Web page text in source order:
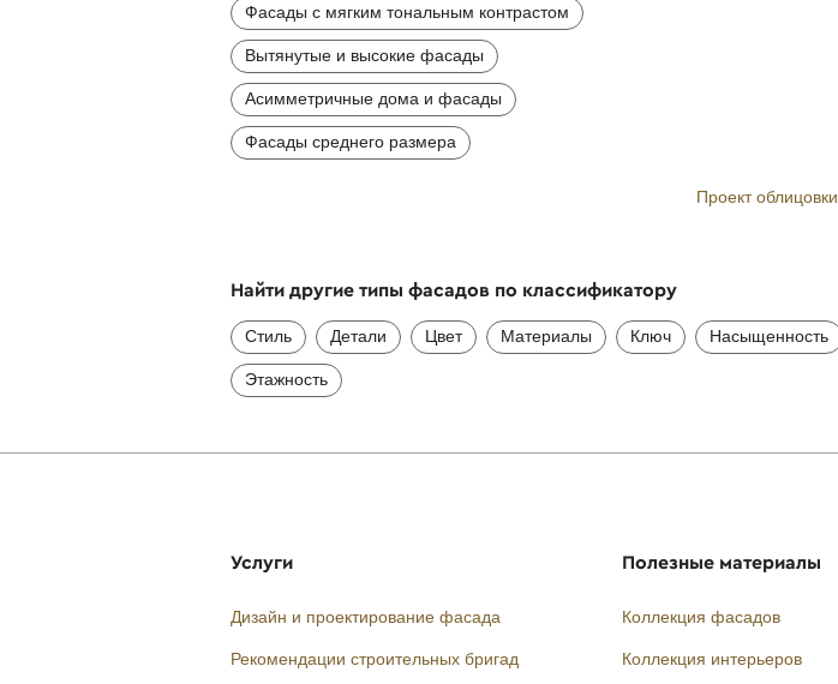
Фасады с мягким тональным контрастом
Вытянутые и высокие фасады
Асимметричные дома и фасады
Фасады среднего размера
Проект облицовки
Найти другие типы фасадов по классификатору
Стиль Детали Цвет Материалы Ключ Насыщенность
Этажность
Услуги
Дизайн и проектирование фасада
Рекомендации строительных бригад
Полезные материалы
Коллекция фасадов
Коллекция интерьеров